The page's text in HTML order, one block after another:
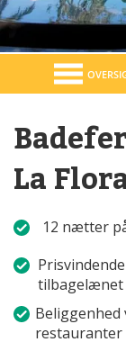
La
12 nætter
tilbagelænet
Beliggenhed